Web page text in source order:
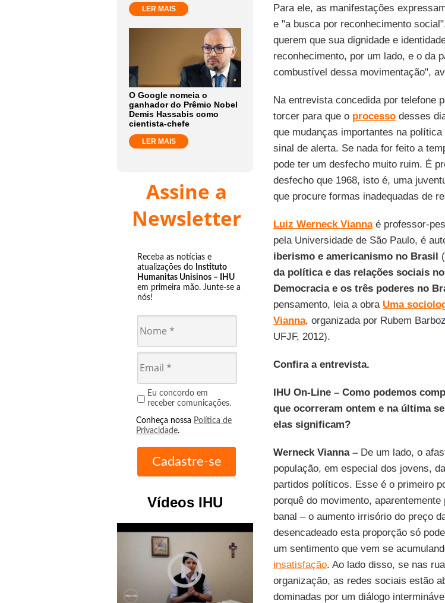
LER MAIS
O Google nomeia o
ganhador do Prêmio Nobel
Demis Hassabis como
cientista-chefe
LER MAIS
Assine a
Newsletter
Receba as notícias e
atualizações do Instituto
Humanitas Unisinos – IHU
em primeira mão. Junte-se a
nós!
Eu concordo em
receber comunicações.
Conheça nossa Política de
Privacidade.
Vídeos IHU
play_circle_outline
Para ele, as manifestações
e "a busca por reconhecimento
querem que sua dignidade e
reconhecimento, por um lado, e o da
combustível dessa movimentação",
Na entrevista concedida por telefone
torcer para que o processodesses
que mudanças importantes na
sinal de alerta. Se nada for feito a
pode ter um desfecho muito ruim. É
desfecho que 1968, isto é, uma
que procure formas inadequadas de
Luiz Werneck Viannaé professor-
pela Universidade de São Paulo, é
iberismo e americanismo no Brasil
da política e das relações sociais
Democracia e os três poderes no
pensamento, leia a obra Uma
Vianna, organizada por Rubem
UFJF, 2012).
Confira a entrevista.
IHU On-Line–Como podemos
que ocorreram ontem e na última
elas significam?
Werneck Vianna –De um lado, o
população, em especial dos jovens,
partidos políticos. Esse é o primeiro
porquê do movimento,
banal – o aumento irrisório do preço
desencadeado esta proporção só
um sentimento que vem se
insatisfação. Ao lado disso, se nas
organização, as redes sociais estão
dominadas por um diálogo